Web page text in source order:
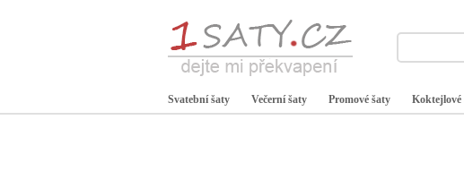
Svatební šaty Večerní šaty Promové šaty Koktejlové